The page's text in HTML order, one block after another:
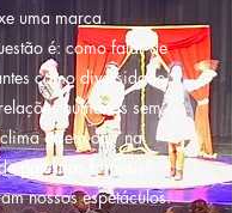
uma marca.
é: como falar de
como diversidade,
humanas sem
e sem cair na
palestras formais?
nossos espetáculos.